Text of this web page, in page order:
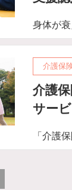
身体が
介護保
介護
サー
「介護